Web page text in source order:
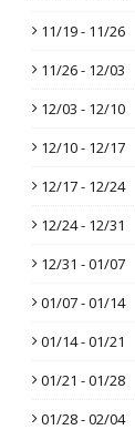
11/19 - 11/26
11/26 - 12/03
12/03 - 12/10
12/10 - 12/17
12/17 - 12/24
12/24 - 12/31
12/31 - 01/07
01/07 - 01/14
01/14 - 01/21
01/21 - 01/28
01/28 - 02/04